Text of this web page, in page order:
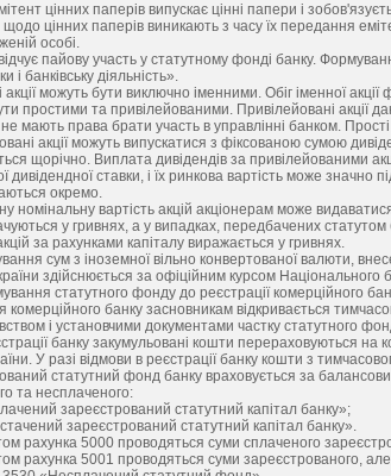
цінних паперів випускає цінні папери і
щодо цінних паперів виникають з часу їх передання
особі.
пайову участь у статутному фонді банку.
і банківську діяльність».
акції можуть бути виключно іменними. Обіг іменної
простими та привілейованими. Привілейовані акції
не мають права брати участь в управлінні банком.
акції можуть випускатися з фіксованою сумою
щорічно. Виплата дивідендів за привілейованими
дивідендної ставки, і їх ринкова вартість може значно
окремо.
номінальну вартість акцій акціонерам може
у гривнях, а у випадках, передбачених
за рахунками капіталу виражається у гривнях.
сум з іноземної вільно конвертованої валюти,
здійснюється за офіційним курсом Національного
статутного фонду до реєстрації комерційного
комерційного банку засновникам відкривається
і установчими документами частку статутного
банку закумульовані кошти перераховуються на
У разі відмови в реєстрації банку кошти з
статутний фонд банку враховується за
та несплаченого:
зареєстрований статутний капітал банку»;
зареєстрований статутний капітал банку».
рахунка 5000 проводяться суми сплаченого
рахунка 5001 проводяться суми зареєстрованого,